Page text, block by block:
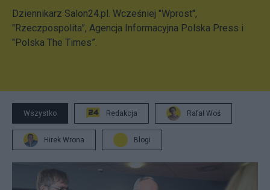
Dziennikarz Salon24.pl. Wcześniej "Wprost",
"Rzeczpospolita”, Agencja Informacyjna Polska Press i
"Polska The Times”.
Wszystko Redakcja Rafał Woś
Hirek Wrona Blogi